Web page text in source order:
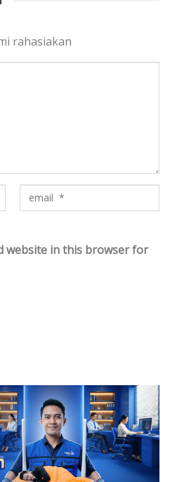
rahasiakan
website in this browser for